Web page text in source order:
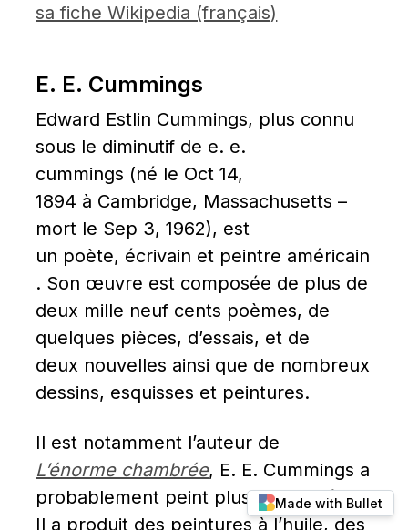
sa fiche Wikipedia (français)
E. E. Cummings
Edward Estlin Cummings, plus connu
sous le diminutif de e. e.
cummings (né le Oct 14,
1894 à Cambridge, Massachusetts –
mort le Sep 3, 1962), est
un poète, écrivain et peintre américain
. Son œuvre est composée de plus de
deux mille neuf cents poèmes, de
quelques pièces, d’essais, et de
deux nouvelles ainsi que de nombreux
dessins, esquisses et peintures.
Il est notamment l’auteur de
L’énorme chambrée, E. E. Cummings a
probablement peint plus qu’il n’a écrit.
Il a produit des peintures à l’huile, des
Made with Bullet